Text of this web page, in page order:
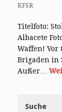
KFSR
Titelfoto:
Albacete
Waffen!
Brigaden in
Außer…
Suche